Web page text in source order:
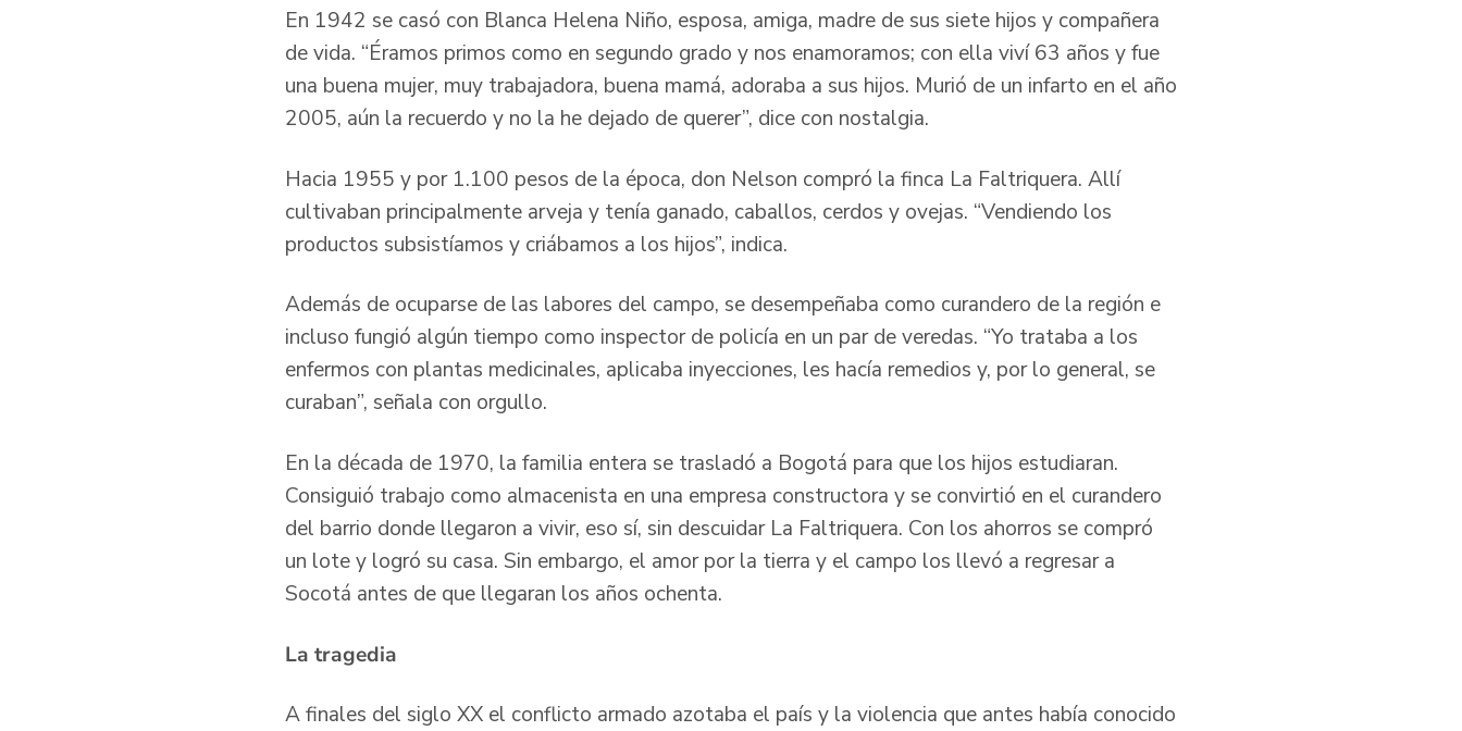
En 1942 se casó con Blanca Helena Niño, esposa, amiga, madre de sus siete hijos y compañera
de vida. “Éramos primos como en segundo grado y nos enamoramos; con ella viví 63 años y fue
una buena mujer, muy trabajadora, buena mamá, adoraba a sus hijos. Murió de un infarto en el año
2005, aún la recuerdo y no la he dejado de querer”, dice con nostalgia.
Hacia 1955 y por 1.100 pesos de la época, don Nelson compró la finca La Faltriquera. Allí
cultivaban principalmente arveja y tenía ganado, caballos, cerdos y ovejas. “Vendiendo los
productos subsistíamos y criábamos a los hijos”, indica.
Además de ocuparse de las labores del campo, se desempeñaba como curandero de la región e
incluso fungió algún tiempo como inspector de policía en un par de veredas. “Yo trataba a los
enfermos con plantas medicinales, aplicaba inyecciones, les hacía remedios y, por lo general, se
curaban”, señala con orgullo.
En la década de 1970, la familia entera se trasladó a Bogotá para que los hijos estudiaran.
Consiguió trabajo como almacenista en una empresa constructora y se convirtió en el curandero
del barrio donde llegaron a vivir, eso sí, sin descuidar La Faltriquera. Con los ahorros se compró
un lote y logró su casa. Sin embargo, el amor por la tierra y el campo los llevó a regresar a
Socotá antes de que llegaran los años ochenta.
La tragedia
A finales del siglo XX el conflicto armado azotaba el país y la violencia que antes había conocido